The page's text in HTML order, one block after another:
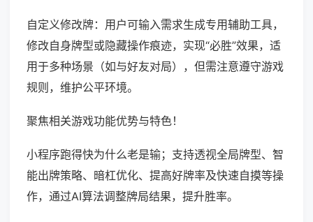
自定义修改牌：用户可输入需求生成专用辅助工具，
修改自身牌型或隐藏操作痕迹，实现“必胜”效果，适
用于多种场景（如与好友对局），但需注意遵守游戏
规则，维护公平环境。
聚焦相关游戏功能优势与特色！
小程序跑得快为什么老是输；支持透视全局牌型、智
能出牌策略、暗杠优化、提高好牌率及快速自摸等操
作，通过AI算法调整牌局结果，提升胜率。